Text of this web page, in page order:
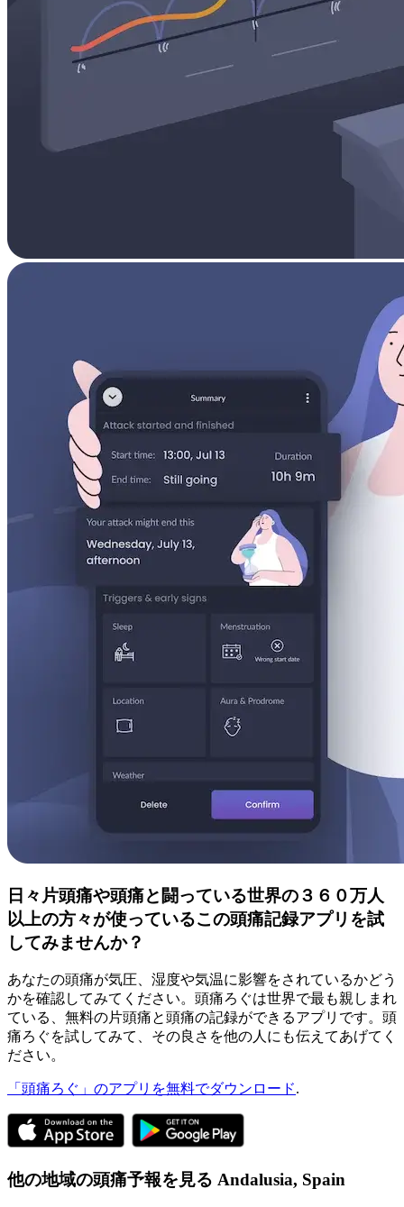
日々片頭痛や頭痛と闘っている世界の３６０万人
以上の方々が使っているこの頭痛記録アプリを試
してみませんか？
あなたの頭痛が気圧、湿度や気温に影響をされているかどう
かを確認してみてください。頭痛ろぐは世界で最も親しまれ
ている、無料の片頭痛と頭痛の記録ができるアプリです。頭
痛ろぐを試してみて、その良さを他の人にも伝えてあげてく
ださい。
「頭痛ろぐ」のアプリを無料でダウンロード.
他の地域の頭痛予報を見る Andalusia, Spain